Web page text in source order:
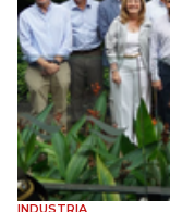
INDUSTRIA